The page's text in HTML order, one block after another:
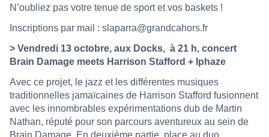
N’oubliez pas votre tenue de sport et vos baskets !
Inscriptions par mail : slaparra@grandcahors.fr
> Vendredi 13 octobre, aux Docks, à 21 h, concert
Brain Damage meets Harrison Stafford + Iphaze
Avec ce projet, le jazz et les différentes musiques
traditionnelles jamaïcaines de Harrison Stafford fusionnent
avec les innombrables expérimentations dub de Martin
Nathan, réputé pour son parcours aventureux au sein de
Brain Damage. En deuxième partie, place au duo